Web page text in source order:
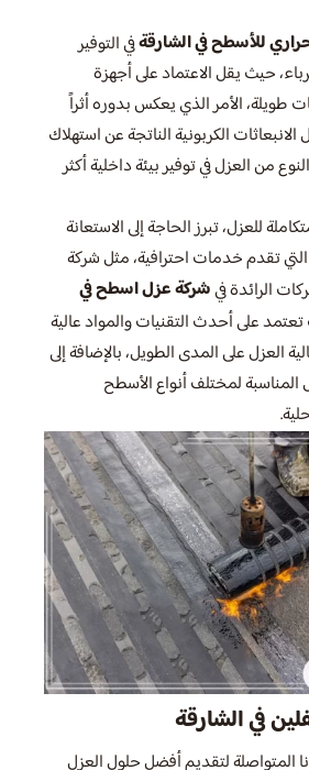
للأسطح في الشارقةفي التوفير
حيث يقل الاعتماد على أجهزة
طويلة، الأمر الذي يعكس بدوره أثراً
الانبعاثات الكربونية الناتجة عن استهلاك
من العزل في توفير بيئة داخلية أكثر
للعزل، تبرز الحاجة إلى الاستعانة
تقدم خدمات احترافية، مثل شركة
الرائدة فيشركة عزل اسطح في
على أحدث التقنيات والمواد عالية
العزل على المدى الطويل، بالإضافة إلى
المناسبة لمختلف أنواع الأسطح
في الشارقة
المتواصلة لتقديم أفضل حلول العزل